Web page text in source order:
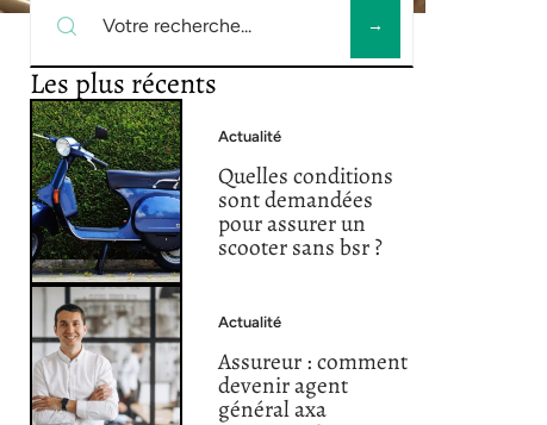
Les plus récents
Actualité
Quelles conditions
sont demandées
pour assurer un
scooter sans bsr ?
Actualité
Assureur : comment
devenir agent
général axa